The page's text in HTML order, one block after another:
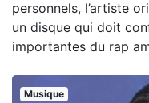
personnels, l’artiste
un disque qui doit
importantes du rap
Musique